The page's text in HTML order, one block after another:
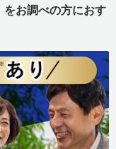
をお調べの方におす